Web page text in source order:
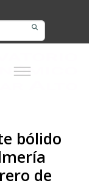
bólido
de